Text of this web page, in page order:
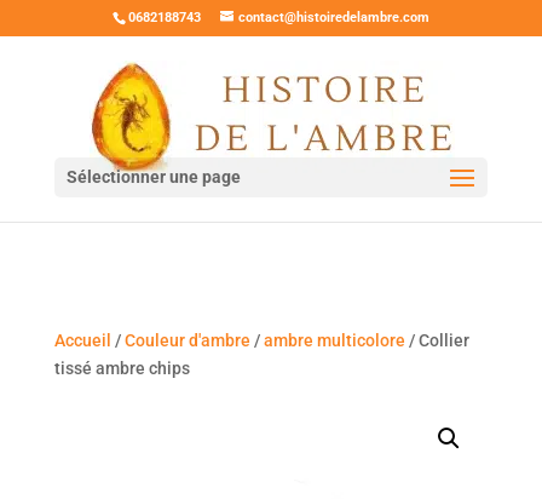
0682188743 contact@histoiredelambre.com
Sélectionner une page
Accueil /Couleur d'ambre /ambre multicolore / Collier
tissé ambre chips